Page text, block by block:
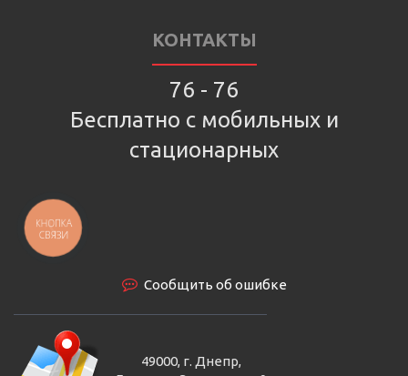
КОНТАКТЫ
76 - 76
Бесплатно с мобильных и
стационарных
Сообщить об ошибке
49000, г. Днепр,
КНОПКА
СВЯЗИ